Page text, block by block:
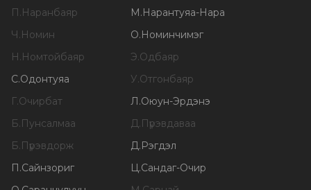
П . Наранбаяр М . Нарантуяа-Нара
Ч . Номин О. Номинчимэг
Н . Номтойбаяр Э.Одбаяр
С.Одонтуяа У.Отгонбаяр
Г.Очирбат Л .Оюун-Эрдэнэ
Б. Пунсалмаа Д. Пүрэвдаваа
Б. Пүрэвдорж Д. Рэгдэл
П .Сайнзориг Ц.Сандаг-Очир